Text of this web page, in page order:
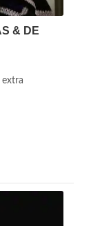
& DE
extra